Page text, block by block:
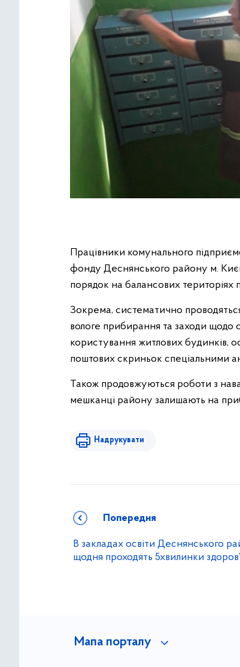
Працівники комунального
фонду Деснянського району м.
порядок на балансових територіях
Зокрема, систематично
вологе прибирання та заходи щодо
користування житлових будинків,
поштових скриньок спеціальними
Також продовжуються роботи з
мешканці району залишають на
Надрукувати
Попередня
В закладах освіти Деснянського
щодня проходять 5хвилинки
Мапа порталу